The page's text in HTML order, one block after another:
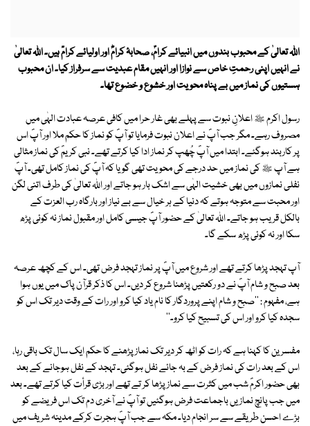
اللہ تعالیٰ کے محبوب بندوں میں انبیائے کرامؑ، صحابۂ کرامؓ اور اولیائے کرامؒ ہیں۔ اللہ تعالیٰ
نے انہیں اپنی رحمتِ خاص سے نوازا اور انہیں مقام عبدیت سے سرفراز کیا۔ ان محبوب
ہستیوں کی نماز میں بے پناہ محویت اور خشوع و خضوع تھا۔
رسول اکرم ﷺ اعلانِ نبوت سے پہلے بھی غار حرا میں کافی عرصہ عبادت الہٰی میں
مصروف رہے۔ مگر جب آپؐ نے اعلان نبوت فرمایا تو آپؐ کو نماز کا حکم ملا اور آپؐ اس
پر کاربند ہوگئے۔ ابتدا میں آپؐ چُھپ کر نماز ادا کیا کرتے تھے۔ نبی کریمؐ کی نماز مثالی
ہے آپ ﷺ کی نماز میں حد درجے کی محویت تھی گویا کہ آپؐ کی نماز کامل تھی۔ آپؐ
نفلی نمازوں میں بھی خشیت الہٰی سے اشک بار ہو جاتے اور اللہ تعالیٰ کی طرف اتنی لگن
اور محبت سے متوجہ ہوتے کہ دنیا کے ہر خیال سے بے نیاز اور بارگاہ رب العزت کے
بالکل قریب ہو جاتے۔ اللہ تعالیٰ کے حضور آپؐ جیسی کامل اور مقبول نماز نہ کوئی پڑھ
سکا اور نہ کوئی پڑھ سکے گا۔
آپ تہجد پڑھا کرتے تھے اور شروع میں آپؐ پر نماز تہجد فرض تھی۔ اس کے کچھ عرصہ
بعد صبح و شام آپؐ نے دو رکعتیں پڑھنا شروع کر دیں۔ اس کا ذکر قرآن پاک میں یوں ہوا
ہے، مفہوم : ''صبح و شام اپنے پروردگار کا نام یاد کیا کرو اور رات کے وقت دیر تک اس کو
سجدہ کیا کرو اور اس کی تسبیح کیا کرو۔''
مفسرین کا کہنا ہے کہ رات کو اٹھ کر دیر تک نماز پڑھنے کا حکم ایک سال تک باقی رہا،
اس کے بعد رات کی نماز فرض کے بہ جائے نفل ہوگئی۔ تہجد کے نفل ہوجانے کے بعد
بھی حضور اکرمؐ شب میں کثرت سے نماز پڑھا کر تے تھے اور بڑی قرأت کیا کرتے تھے۔ بعد
میں جب پانچ نمازیں باجماعت فرض ہوگئیں تو آپؐ نے آخری دم تک اس فریضے کو
بڑے احسن طریقے سے سر انجام دیا۔ مکہ سے جب آپؐ ہجرت کرکے مدینہ شریف میں